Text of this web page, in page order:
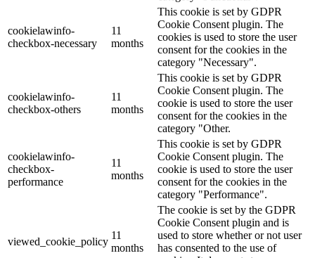
cookielawinfo-
checkbox-necessary
11
months
This cookie is set by GDPR
Cookie Consent plugin. The
cookies is used to store the user
consent for the cookies in the
category "Necessary".
cookielawinfo-
checkbox-others
11
months
This cookie is set by GDPR
Cookie Consent plugin. The
cookie is used to store the user
consent for the cookies in the
category "Other.
cookielawinfo-
checkbox-
performance
11
months
This cookie is set by GDPR
Cookie Consent plugin. The
cookie is used to store the user
consent for the cookies in the
category "Performance".
viewed_cookie_policy
11
months
The cookie is set by the GDPR
Cookie Consent plugin and is
used to store whether or not user
has consented to the use of